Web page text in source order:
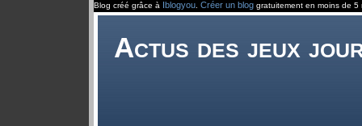
Blog créé grâce à Iblogyou Créer un blog gratuitement en moins de 5
Actus des jeux